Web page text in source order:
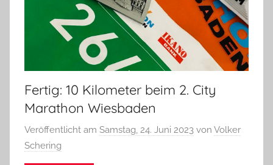
Fertig: 10 Kilometer beim 2. City
Marathon Wiesbaden
Veröffentlicht am Samstag, 24. Juni 2023 von Volker
Schering